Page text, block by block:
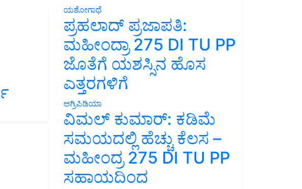
ಯಶೋಗಾಥೆ
ಪ್ರಹಲಾದ್ ಪ್ರಜಾಪತಿ:
ಮಹೀಂದ್ರಾ 275 DI TU PP
ಜೊತೆಗೆ ಯಶಸ್ಸಿನ ಹೊಸ
ಎತ್ತರಗಳಿಗೆ
ಅಗ್ರಿಪಿಡಿಯಾ
ವಿಮಲ್ ಕುಮಾರ್: ಕಡಿಮೆ
ಸಮಯದಲ್ಲಿ ಹೆಚ್ಚು ಕೆಲಸ –
ಮಹೀಂದ್ರ 275 DI TU PP
ಸಹಾಯದಿಂದ